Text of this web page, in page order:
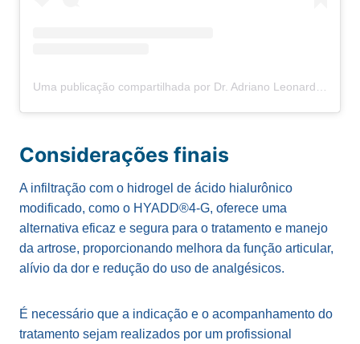
Considerações finais
A infiltração com o hidrogel de ácido hialurônico
modificado, como o HYADD®4-G, oferece uma
alternativa eficaz e segura para o tratamento e manejo
da artrose, proporcionando melhora da função articular,
alívio da dor e redução do uso de analgésicos.
É necessário que a indicação e o acompanhamento do
tratamento sejam realizados por um profissional